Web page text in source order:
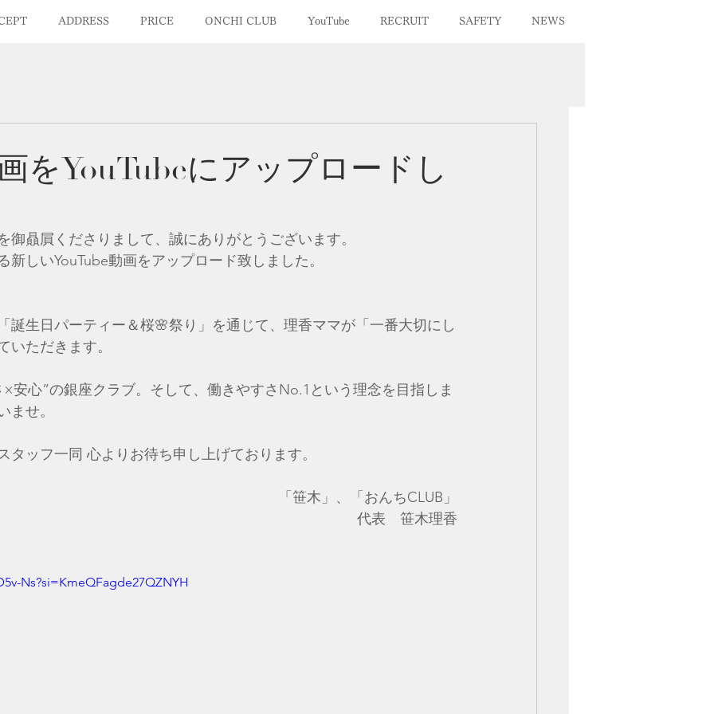
ADDRESS PRICE ONCHI CLUB YouTube RECRUIT SAFETY NEWS
をYouTubeにアップロードし
御贔屓くださりまして、誠にありがとうございます。
新しいYouTube動画をアップロード致しました。​​​
誕生日パーティー＆桜🌸祭り」を通じて、理香ママが「一番大切にし
いただきます。
×安心”の銀座クラブ。そして、働きやすさNo.1という理念を目指しま
ませ。
タッフ一同 心よりお待ち申し上げております。​​​​​​​​​​​​​​​​​​​​​​​​
「笹木」、「おんちCLUB」
代表　笹木理香
Ns?si=KmeQFagde27QZNYH